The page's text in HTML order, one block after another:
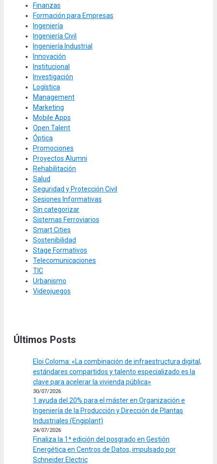
Finanzas
Formación para Empresas
Ingeniería
Ingeniería Civil
Ingeniería Industrial
Innovación
Institucional
Investigación
Logística
Management
Marketing
Mobile Apps
Open Talent
Óptica
Promociones
Proyectos Alumni
Rehabilitación
Salud
Seguridad y Protección Civil
Sesiones Informativas
Sin categorizar
Sistemas Ferroviarios
Smart Cities
Sostenibilidad
Stage Formativos
Telecomunicaciones
TIC
Urbanismo
Videojuegos
Últimos Posts
Eloi Coloma: «La combinación de infraestructura digital,
estándares compartidos y talento especializado es la
clave para acelerar la vivienda pública»
30/07/2026
1 ayuda del 20% para el máster en Organización e
Ingeniería de la Producción y Dirección de Plantas
Industriales (Engiplant)
24/07/2026
Finaliza la 1ª edición del posgrado en Gestión
Energética en Centros de Datos, impulsado por
Schneider Electric